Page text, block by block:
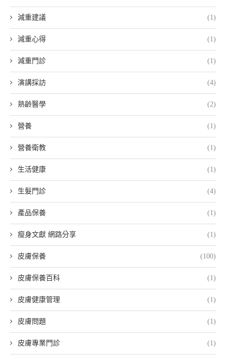
減重建議 (1)
減重心得 (1)
減重門診 (1)
演講採訪 (4)
熟齡醫學 (2)
營養 (1)
營養衛教 (1)
生活健康 (1)
生髮門診 (4)
產品保養 (1)
瘦身文獻 網路分享 (1)
皮膚保養 (100)
皮膚保養百科 (1)
皮膚健康管理 (1)
皮膚問題 (1)
皮膚專業門診 (1)